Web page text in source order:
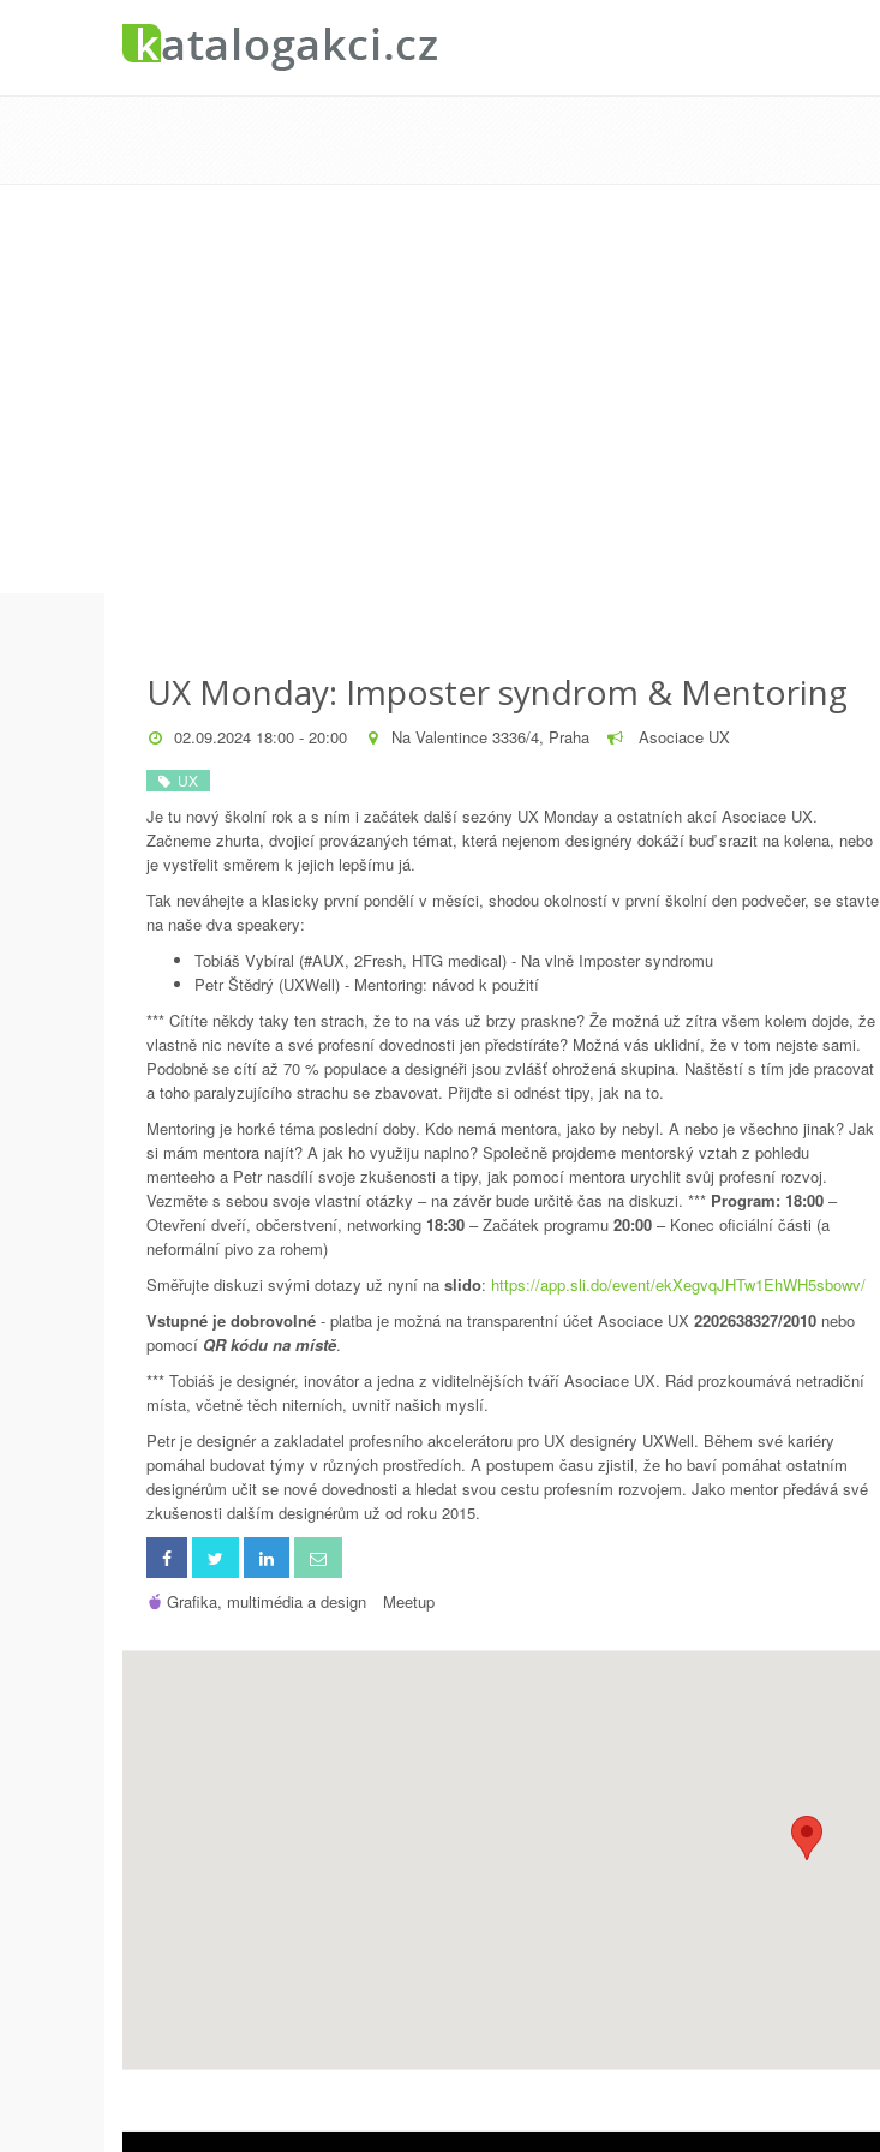
UX Monday: Imposter syndrom & Mentoring
02.09.2024 18:00 - 20:00 Na Valentince 3336/4, Praha Asociace UX
UX
Je tu nový školní rok a s ním i začátek další sezóny UX Monday a ostatních akcí Asociace UX.
Začneme zhurta, dvojicí provázaných témat, která nejenom designéry dokáží buď srazit na kolena, nebo
je vystřelit směrem k jejich lepšímu já.
Tak neváhejte a klasicky první pondělí v měsíci, shodou okolností v první školní den podvečer, se stavte
na naše dva speakery:
Tobiáš Vybíral (#AUX, 2Fresh, HTG medical) - Na vlně Imposter syndromu
Petr Štědrý (UXWell) - Mentoring: návod k použití
*** Cítíte někdy taky ten strach, že to na vás už brzy praskne? Že možná už zítra všem kolem dojde, že
vlastně nic nevíte a své profesní dovednosti jen předstíráte? Možná vás uklidní, že v tom nejste sami.
Podobně se cítí až 70 % populace a designéři jsou zvlášť ohrožená skupina. Naštěstí s tím jde pracovat
a toho paralyzujícího strachu se zbavovat. Přijďte si odnést tipy, jak na to.
Mentoring je horké téma poslední doby. Kdo nemá mentora, jako by nebyl. A nebo je všechno jinak? Jak
si mám mentora najít? A jak ho využiju naplno? Společně projdeme mentorský vztah z pohledu
menteeho a Petr nasdílí svoje zkušenosti a tipy, jak pomocí mentora urychlit svůj profesní rozvoj.
Vezměte s sebou svoje vlastní otázky – na závěr bude určitě čas na diskuzi. *** Program: 18:00 –
Otevření dveří, občerstvení, networking 18:30 – Začátek programu 20:00 – Konec oficiální části (a
neformální pivo za rohem)
Směřujte diskuzi svými dotazy už nyní na slido: https://app.sli.do/event/ekXegvqJHTw1EhWH5sbowv/
Vstupné je dobrovolné - platba je možná na transparentní účet Asociace UX 2202638327/2010 nebo
pomocí QR kódu na místě.
*** Tobiáš je designér, inovátor a jedna z viditelnějších tváří Asociace UX. Rád prozkoumává netradiční
místa, včetně těch niterních, uvnitř našich myslí.
Petr je designér a zakladatel profesního akcelerátoru pro UX designéry UXWell. Během své kariéry
pomáhal budovat týmy v různých prostředích. A postupem času zjistil, že ho baví pomáhat ostatním
designérům učit se nové dovednosti a hledat svou cestu profesním rozvojem. Jako mentor předává své
zkušenosti dalším designérům už od roku 2015.
Grafika, multimédia a design Meetup